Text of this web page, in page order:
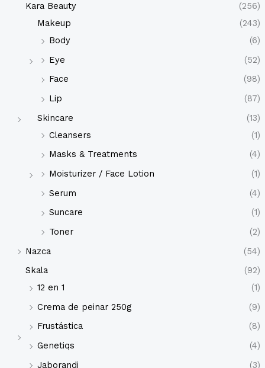
Kara Beauty
(256)
Makeup
(243)
Body
(6)
Eye
(52)
Face
(98)
Lip
(87)
Skincare
(13)
Cleansers
(1)
Masks & Treatments
(4)
Moisturizer / Face Lotion
(1)
Serum
(4)
Suncare
(1)
Toner
(2)
Nazca
(54)
Skala
(92)
12 en 1
(1)
Crema de peinar 250g
(9)
Frustástica
(8)
Genetiqs
(4)
Jaborandi
(3)